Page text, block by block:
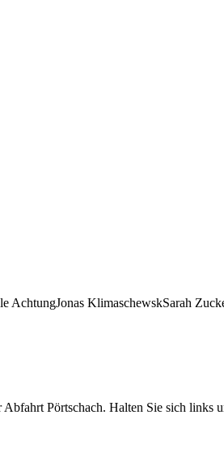
KlimaschewskSarah
Pörtschach. Halten Sie sich